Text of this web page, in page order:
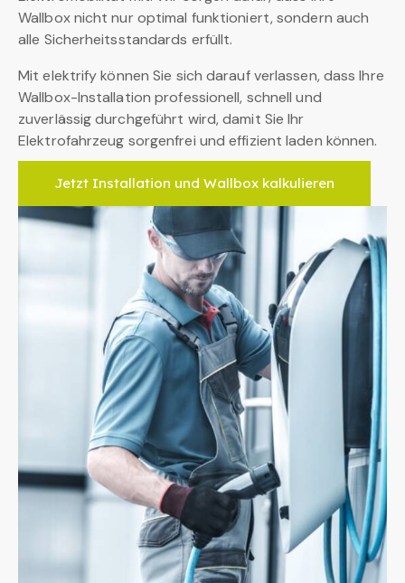
Wallbox nicht nur optimal funktioniert, sondern auch
alle Sicherheitsstandards erfüllt.
Mit elektrify können Sie sich darauf verlassen, dass Ihre
Wallbox-Installation professionell, schnell und
zuverlässig durchgeführt wird, damit Sie Ihr
Elektrofahrzeug sorgenfrei und effizient laden können.
Jetzt Installation und Wallbox kalkulieren